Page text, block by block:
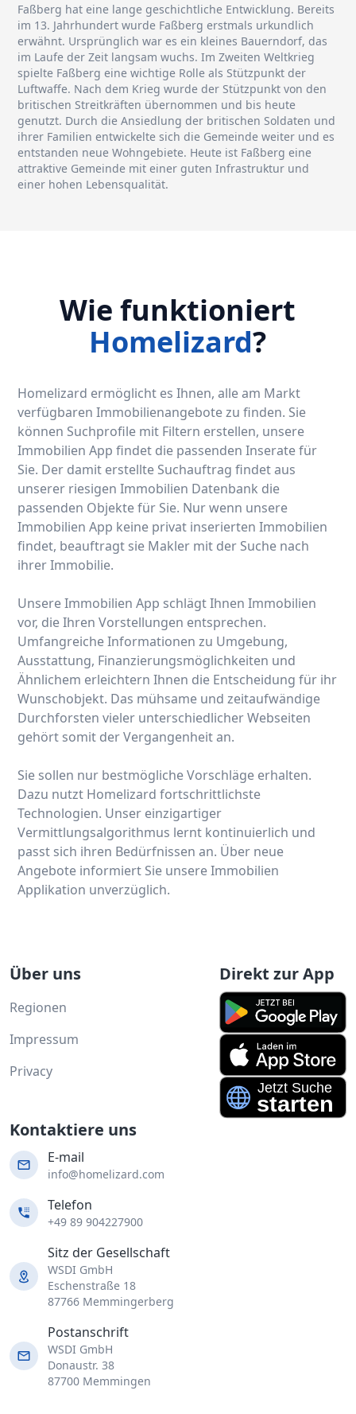
Faßberg hat eine lange geschichtliche Entwicklung. Bereits
im 13. Jahrhundert wurde Faßberg erstmals urkundlich
erwähnt. Ursprünglich war es ein kleines Bauerndorf, das
im Laufe der Zeit langsam wuchs. Im Zweiten Weltkrieg
spielte Faßberg eine wichtige Rolle als Stützpunkt der
Luftwaffe. Nach dem Krieg wurde der Stützpunkt von den
britischen Streitkräften übernommen und bis heute
genutzt. Durch die Ansiedlung der britischen Soldaten und
ihrer Familien entwickelte sich die Gemeinde weiter und es
entstanden neue Wohngebiete. Heute ist Faßberg eine
attraktive Gemeinde mit einer guten Infrastruktur und
einer hohen Lebensqualität.
Wie funktioniert
Homelizard?
Homelizard ermöglicht es Ihnen, alle am Markt
verfügbaren Immobilienangebote zu finden. Sie
können Suchprofile mit Filtern erstellen, unsere
Immobilien App findet die passenden Inserate für
Sie. Der damit erstellte Suchauftrag findet aus
unserer riesigen Immobilien Datenbank die
passenden Objekte für Sie. Nur wenn unsere
Immobilien App keine privat inserierten Immobilien
findet, beauftragt sie Makler mit der Suche nach
ihrer Immobilie.
Unsere Immobilien App schlägt Ihnen Immobilien
vor, die Ihren Vorstellungen entsprechen.
Umfangreiche Informationen zu Umgebung,
Ausstattung, Finanzierungsmöglichkeiten und
Ähnlichem erleichtern Ihnen die Entscheidung für ihr
Wunschobjekt. Das mühsame und zeitaufwändige
Durchforsten vieler unterschiedlicher Webseiten
gehört somit der Vergangenheit an.
Sie sollen nur bestmögliche Vorschläge erhalten.
Dazu nutzt Homelizard fortschrittlichste
Technologien. Unser einzigartiger
Vermittlungsalgorithmus lernt kontinuierlich und
passt sich ihren Bedürfnissen an. Über neue
Angebote informiert Sie unsere Immobilien
Applikation unverzüglich.
Über uns
Regionen
Impressum
Privacy
Direkt zur App
Kontaktiere uns
E-mail
info@homelizard.com
Telefon
+49 89 904227900
Sitz der Gesellschaft
WSDI GmbH
Eschenstraße 18
87766 Memmingerberg
Postanschrift
WSDI GmbH
Donaustr. 38
87700 Memmingen